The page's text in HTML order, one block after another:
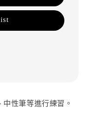
性筆等進行練習。